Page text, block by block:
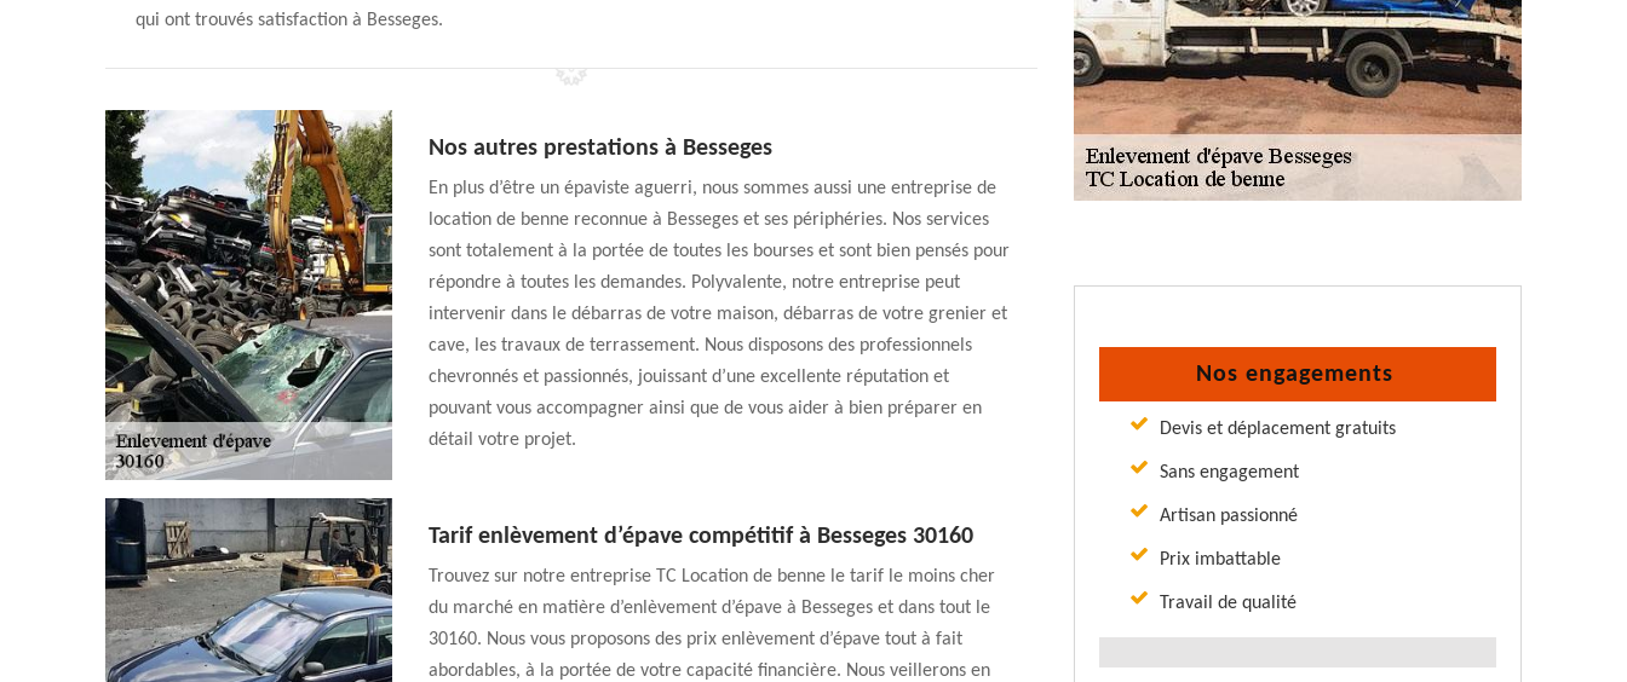
qui ont trouvés satisfaction à Besseges.
Nos autres prestations à Besseges
En plus d’être un épaviste aguerri, nous sommes aussi une entreprise de
location de benne reconnue à Besseges et ses périphéries. Nos services
sont totalement à la portée de toutes les bourses et sont bien pensés pour
répondre à toutes les demandes. Polyvalente, notre entreprise peut
intervenir dans le débarras de votre maison, débarras de votre grenier et
cave, les travaux de terrassement. Nous disposons des professionnels
chevronnés et passionnés, jouissant d’une excellente réputation et
pouvant vous accompagner ainsi que de vous aider à bien préparer en
détail votre projet.
Tarif enlèvement d’épave compétitif à Besseges 30160
Trouvez sur notre entreprise TC Location de benne le tarif le moins cher
du marché en matière d’enlèvement d’épave à Besseges et dans tout le
30160. Nous vous proposons des prix enlèvement d’épave tout à fait
abordables, à la portée de votre capacité financière. Nous veillerons en
Nos engagements
Devis et déplacement gratuits
Sans engagement
Artisan passionné
Prix imbattable
Travail de qualité